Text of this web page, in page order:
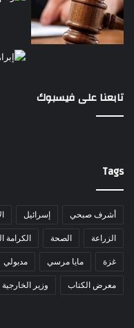
تابعنا على فيسبوك
Tags
أشرف صبحي إسرائيل
الزراعة الصحة الكرامة
غزة مايا مرسي مدبولي
معرض الكتاب وزير الخارجية